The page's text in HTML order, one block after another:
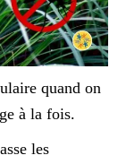
quand on
à la fois.
les